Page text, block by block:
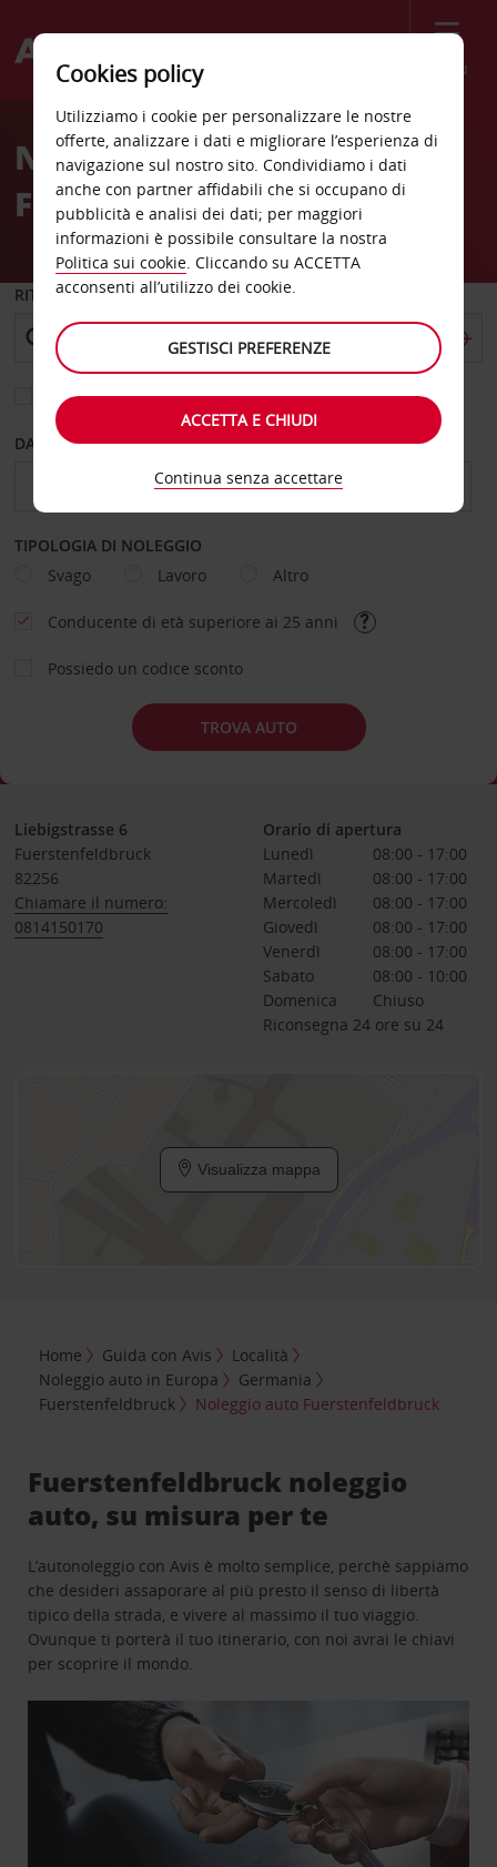
Menù
Welcome
AvisNoleggio auto
Fuerstenfeldbruck
RITIRO DA
Scegli una località di riconsegna diversa
DAL GIORNO AL GIORNO
TIPOLOGIA DI NOLEGGIO
Svago
Lavoro Altro
Conducente di età superiore ai 25 anni
Possiedo un codice sconto
TROVA AUTO
Liebigstrasse 6
Fuerstenfeldbruck
82256
Chiamare il numero:
0814150170
Orario di apertura
Lunedì
08:00 - 17:00
Martedì
08:00 - 17:00
Mercoledì
08:00 - 17:00
Giovedì
08:00 - 17:00
Venerdì
08:00 - 17:00
Sabato
08:00 - 10:00
Domenica
Chiuso
Riconsegna 24 ore su 24
Visualizza mappa
Home Guida con Avis
Località
Noleggio auto in Europa
Germania
Fuerstenfeldbruck
Noleggio auto Fuerstenfeldbruck
Fuerstenfeldbruck noleggio
auto, su misura per te
L’autonoleggio con Avis è molto semplice, perchè sappiamo
che desideri assaporare al più presto il senso di libertà
tipico della strada, e vivere al massimo il tuo viaggio.
Ovunque ti porterà il tuo itinerario, con noi avrai le chiavi
per scoprire il mondo.
Cookies policy
Utilizziamo i cookie per personalizzare le nostre
offerte, analizzare i dati e migliorare l’esperienza di
navigazione sul nostro sito. Condividiamo i dati
anche con partner affidabili che si occupano di
pubblicità e analisi dei dati; per maggiori
informazioni è possibile consultare la nostra
Politica sui cookie. Cliccando su ACCETTA
acconsenti all’utilizzo dei cookie.
GESTISCI PREFERENZE
ACCETTA E CHIUDI
Continua senza accettare